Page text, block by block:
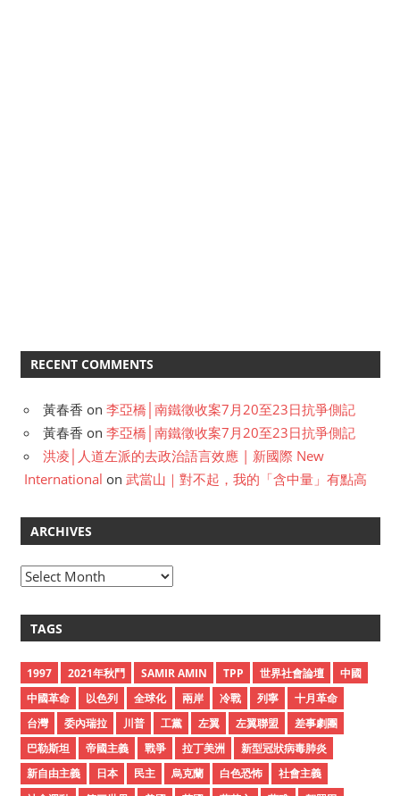
RECENT COMMENTS
黃春香 on 李亞橋│南鐵徵收案7月20至23日抗爭側記
黃春香 on 李亞橋│南鐵徵收案7月20至23日抗爭側記
洪凌│人道左派的去政治語言效應 | 新國際 New
International on 武當山｜對不起，我的「含中量」有點高
ARCHIVES
A
h
v
e
s
TAGS
1997 2021年秋鬥 SAMIR AMIN TPP 世界社會論壇
中國
中國革命
以色列 全球化 兩岸 冷戰 列寧
十月革命
台灣
委內瑞拉 川普 工黨 左翼 左翼聯盟
差事劇團
巴勒斯坦
帝國主義 戰爭 拉丁美洲
新型冠狀病毒肺炎
新自由主義
日本 民主 烏克蘭 白色恐怖
社會主義